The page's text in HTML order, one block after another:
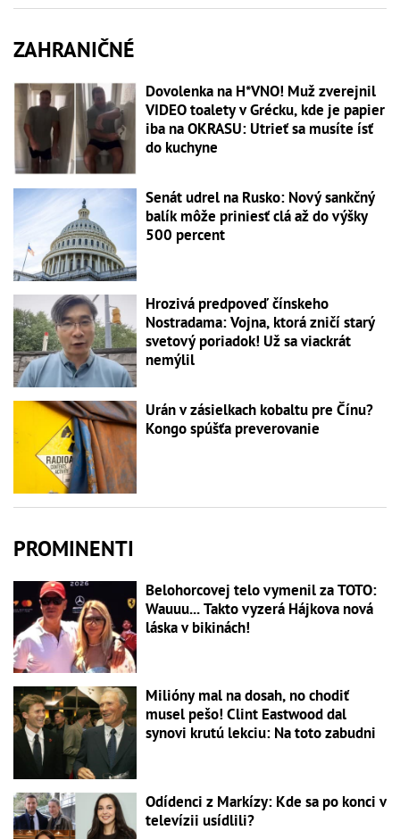
ZAHRANIČNÉ
Dovolenka na H*VNO! Muž zverejnil
VIDEO toalety v Grécku, kde je papier
iba na OKRASU: Utrieť sa musíte ísť
do kuchyne
Senát udrel na Rusko: Nový sankčný
balík môže priniesť clá až do výšky
500 percent
Hrozivá predpoveď čínskeho
Nostradama: Vojna, ktorá zničí starý
svetový poriadok! Už sa viackrát
nemýlil
Urán v zásielkach kobaltu pre Čínu?
Kongo spúšťa preverovanie
PROMINENTI
Belohorcovej telo vymenil za TOTO:
Wauuu... Takto vyzerá Hájkova nová
láska v bikinách!
Milióny mal na dosah, no chodiť
musel pešo! Clint Eastwood dal
synovi krutú lekciu: Na toto zabudni
Odídenci z Markízy: Kde sa po konci v
televízii usídlili?